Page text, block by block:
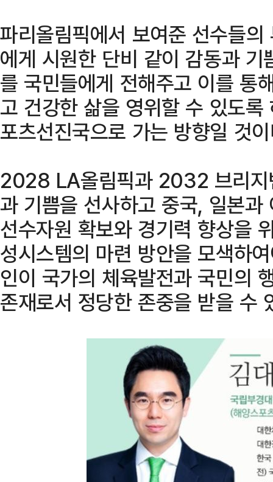
파리올림픽에서 보여준 선수들
에게 시원한 단비 같이 감동과
를 국민들에게 전해주고 이를 통
고 건강한 삶을 영위할 수 있도
포츠선진국으로 가는 방향일 것
2028 LA올림픽과 2032 브리지
과 기쁨을 선사하고 중국, 일본
선수자원 확보와 경기력 향상을
성시스템의 마련 방안을 모색하
인이 국가의 체육발전과 국민의
존재로서 정당한 존중을 받을 수